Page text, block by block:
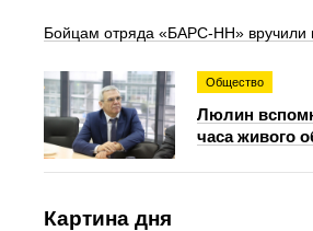
Бойцам отряда «БАРС-НН» вручили
Общество
Люлин
часа живого
Картина дня